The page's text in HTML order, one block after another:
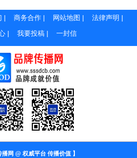
| 商务合作 | 网站地图 | 法律声明 |
| 我要投稿 | 一封信
播网 @ 权威平台 传播价值 】